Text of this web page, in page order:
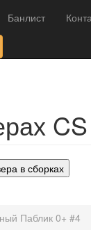
Банлист
в сборках
Паблик 0+ #4